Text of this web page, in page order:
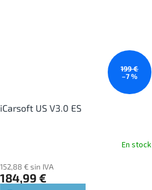
199 €
–7 %
iCarsoft US V3.0 ES
En stock
152,88 € sin IVA
184,99 €